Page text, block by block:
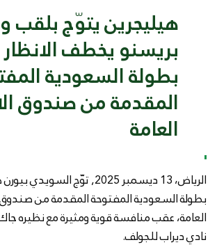
هيليجرين يتوّج بلقب
بريسنو يخطف
بطولة السعودية
المقدمة من صندوق
العامة
الرياض، 13 ديسمبر 2025, توّج
بطولة السعودية المفتوحة المقدمة من
العامة، عقب منافسة قوية ومثيرة مع نظيره
نادي ديراب للجولف.